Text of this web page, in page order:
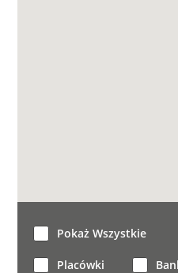
Pokaż Wszystkie
Placówki